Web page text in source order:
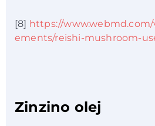
[8] https://
ements/reishi-mushroom-
Zinzino olej